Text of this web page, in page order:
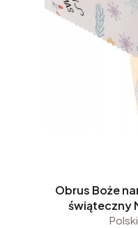
Obrus Boże
świąteczny